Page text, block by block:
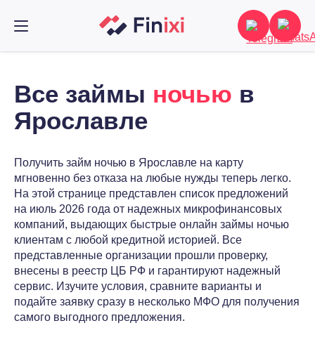
Все займы ночью в
Ярославле
Получить займ ночью в Ярославле на карту
мгновенно без отказа на любые нужды теперь легко.
На этой странице представлен список предложений
на июль 2026 года от надежных микрофинансовых
компаний, выдающих быстрые онлайн займы ночью
клиентам с любой кредитной историей. Все
представленные организации прошли проверку,
внесены в реестр ЦБ РФ и гарантируют надежный
сервис. Изучите условия, сравните варианты и
подайте заявку сразу в несколько МФО для получения
самого выгодного предложения.